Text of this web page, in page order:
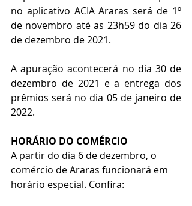
no aplicativo ACIA Araras será de 1º
de novembro até as 23h59 do dia 26
de dezembro de 2021.
A apuração acontecerá no dia 30 de
dezembro de 2021 e a entrega dos
prêmios será no dia 05 de janeiro de
2022.
HORÁRIO DO COMÉRCIO
A partir do dia 6 de dezembro, o
comércio de Araras funcionará em
horário especial. Confira: